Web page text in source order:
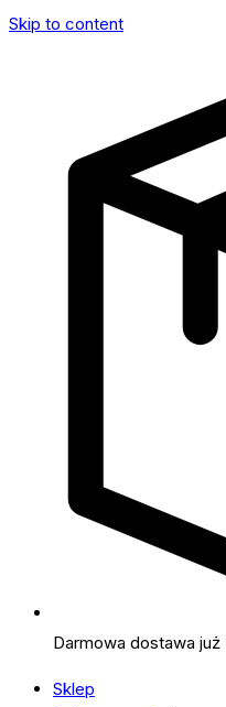
Skip to content
Darmowa dostawa już
Sklep